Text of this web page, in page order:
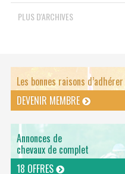
PLUS D'ARCHIVES
Les bonnes raisons d’adhérer
DEVENIR MEMBRE
Annonces de
chevaux de complet
18 OFFRES